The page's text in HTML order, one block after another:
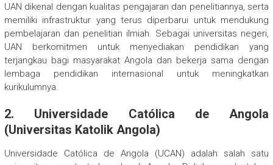
UAN dikenal dengan kualitas pengajaran dan penelitiannya, serta
memiliki infrastruktur yang terus diperbarui untuk mendukung
pembelajaran dan penelitian ilmiah. Sebagai universitas negeri,
UAN berkomitmen untuk menyediakan pendidikan yang
terjangkau bagi masyarakat Angola dan bekerja sama dengan
lembaga pendidikan internasional untuk meningkatkan
kurikulumnya.
2. Universidade Católica de Angola
(Universitas Katolik Angola)
Universidade Católica de Angola (UCAN) adalah salah satu